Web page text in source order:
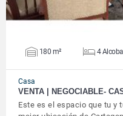
180 m² 4
Casa
VENTA | NEGOCIABLE-
Este es el espacio que tu y